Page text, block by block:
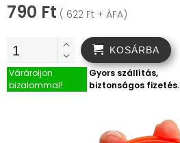
790 Ft ( 622 Ft + ÁFA)
KOSÁRBA
Várároljon
bizalommal!
Gyors szállítás,
biztonságos fizetés.